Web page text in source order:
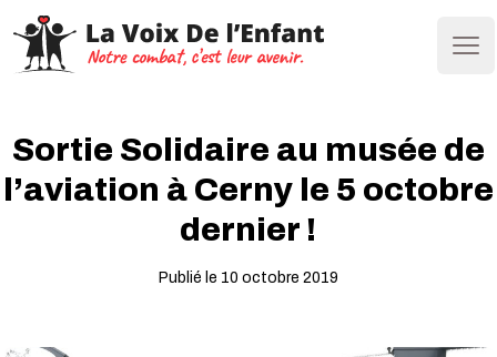
Sortie Solidaire au musée de
l’aviation à Cerny le 5 octobre
dernier !
Publié le 10 octobre 2019